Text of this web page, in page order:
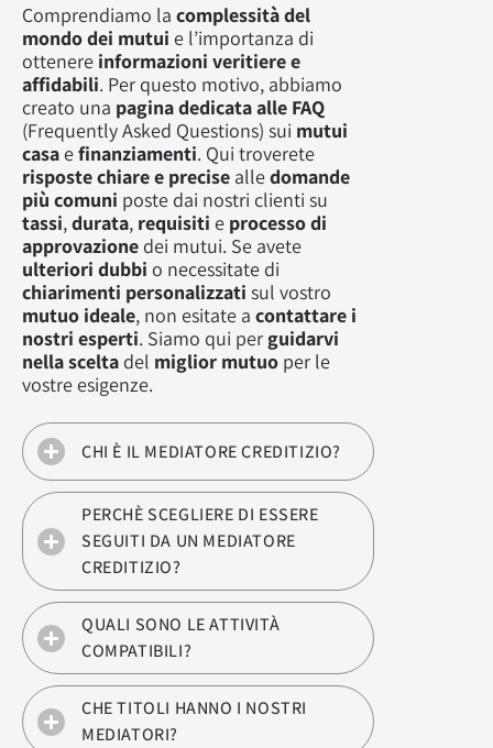
Comprendiamo la complessità del
mondo dei mutui e l’importanza di
ottenere informazioni veritiere e
affidabili. Per questo motivo, abbiamo
creato una pagina dedicata alle FAQ
(Frequently Asked Questions) sui mutui
casa efinanziamenti. Qui troverete
risposte chiare e precise alledomande
più comuni poste dai nostri clienti su
tassi,durata, requisiti e processo di
approvazione dei mutui. Se avete
ulteriori dubbi o necessitate di
chiarimenti personalizzati sul vostro
mutuo ideale, non esitate a contattare i
nostri esperti. Siamo qui per guidarvi
nella scelta del miglior mutuo per le
vostre esigenze.
CHI È IL MEDIATORE CREDITIZIO?
PERCHÈ SCEGLIERE DI ESSERE
SEGUITI DA UN MEDIATORE
CREDITIZIO?
QUALI SONO LE ATTIVITÀ
COMPATIBILI?
CHE TITOLI HANNO I NOSTRI
MEDIATORI?